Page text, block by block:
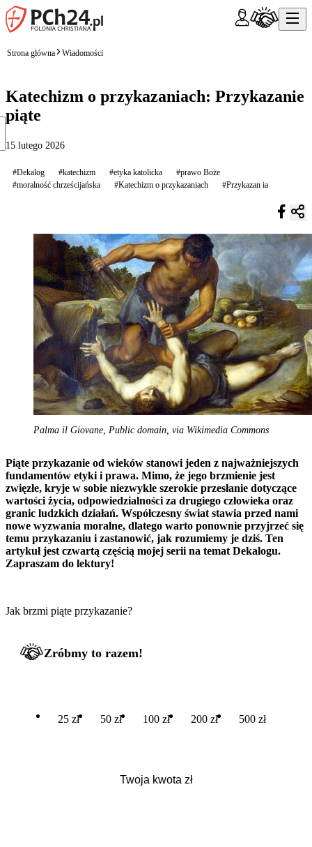
Strona główna Wiadomości
Katechizm o przykazaniach: Przykazanie
piąte
15 lutego 2026
#Dekalog #katechizm #etyka katolicka
#prawo Boże
#moralność chrześcijańska
#Katechizm o przykazaniach #Przykazan ia
Palma il Giovane, Public domain, via Wikimedia Commons
Piąte przykazanie od wieków stanowi jeden z najważniejszych
fundamentów etyki i prawa. Mimo, że jego brzmienie jest
zwięzłe, kryje w sobie niezwykle szerokie przesłanie dotyczące
wartości życia, odpowiedzialności za drugiego człowieka oraz
granic ludzkich działań. Współczesny świat stawia przed nami
nowe wyzwania moralne, dlatego warto ponownie przyjrzeć się
temu przykazaniu i zastanowić, jak rozumiemy je dziś. Ten
artykuł jest czwartą częścią mojej serii na temat Dekalogu.
Zapraszam do lektury!
Jak brzmi piąte przykazanie?
Zróbmy to razem!
25 zł 50 zł 100 zł 200 zł 500 zł